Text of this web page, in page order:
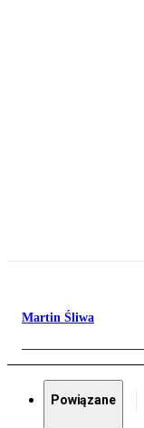
Martin Śliwa
Powiązane